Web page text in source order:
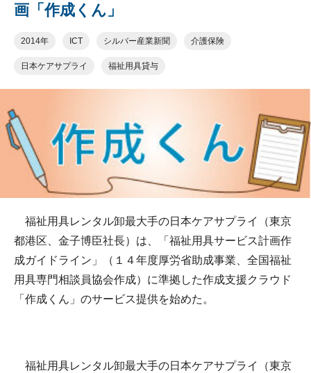
画「作成くん」
2014年 ICT シルバー産業新聞 介護保険
日本ケアサプライ 福祉用具貸与
福祉用具レンタル卸最大手の日本ケアサプライ（東京
都港区、金子博臣社長）は、「福祉用具サービス計画作
成ガイドライン」（１４年度厚労省助成事業、全国福祉
用具専門相談員協会作成）に準拠した作成支援クラウド
「作成くん」のサービス提供を始めた。
福祉用具レンタル卸最大手の日本ケアサプライ（東京